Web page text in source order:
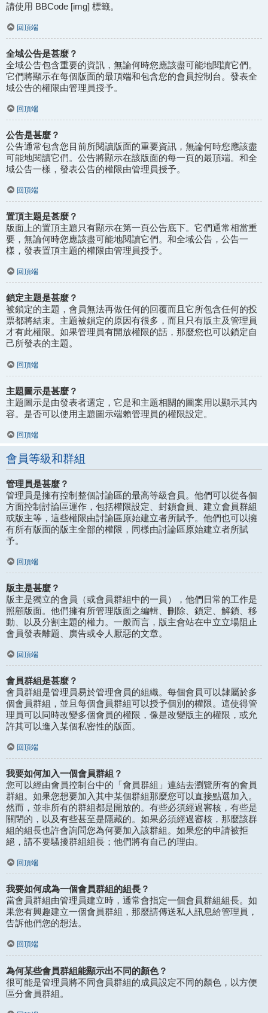
請使用 BBCode [img] 標籤。
回頂端
全域公告是甚麼？
全域公告包含重要的資訊，無論何時您應該盡可能地閱讀它們。
它們將顯示在每個版面的最頂端和包含您的會員控制台。發表全
域公告的權限由管理員授予。
回頂端
公告是甚麼？
公告通常包含您目前所閱讀版面的重要資訊，無論何時您應該盡
可能地閱讀它們。公告將顯示在該版面的每一頁的最頂端。和全
域公告一樣，發表公告的權限由管理員授予。
回頂端
置頂主題是甚麼？
版面上的置頂主題只有顯示在第一頁公告底下。它們通常相當重
要，無論何時您應該盡可能地閱讀它們。和全域公告，公告一
樣，發表置頂主題的權限由管理員授予。
回頂端
鎖定主題是甚麼？
被鎖定的主題，會員無法再做任何的回覆而且它所包含任何的投
票都將結束。主題被鎖定的原因有很多，而且只有版主及管理員
才有此權限。如果管理員有開放權限的話，那麼您也可以鎖定自
己所發表的主題。
回頂端
主題圖示是甚麼？
主題圖示是由發表者選定，它是和主題相關的圖案用以顯示其內
容。是否可以使用主題圖示端賴管理員的權限設定。
回頂端
會員等級和群組
管理員是甚麼？
管理員是擁有控制整個討論區的最高等級會員。他們可以從各個
方面控制討論區運作，包括權限設定、封鎖會員、建立會員群組
或版主等，這些權限由討論區原始建立者所賦予。他們也可以擁
有所有版面的版主全部的權限，同樣由討論區原始建立者所賦
予。
回頂端
版主是甚麼？
版主是獨立的會員（或會員群組中的一員），他們日常的工作是
照顧版面。他們擁有所管理版面之編輯、刪除、鎖定、解鎖、移
動、以及分割主題的權力。一般而言，版主會站在中立立場阻止
會員發表離題、廣告或令人厭惡的文章。
回頂端
會員群組是甚麼？
會員群組是管理員易於管理會員的組織。每個會員可以隸屬於多
個會員群組，並且每個會員群組可以授予個別的權限。這使得管
理員可以同時改變多個會員的權限，像是改變版主的權限，或允
許其可以進入某個私密性的版面。
回頂端
我要如何加入一個會員群組？
您可以經由會員控制台中的「會員群組」連結去瀏覽所有的會員
群組。如果您想要加入其中某個群組那麼您可以直接點選加入。
然而，並非所有的群組都是開放的。有些必須經過審核，有些是
關閉的，以及有些甚至是隱藏的。如果必須經過審核，那麼該群
組的組長也許會詢問您為何要加入該群組。如果您的申請被拒
絕，請不要騷擾群組組長；他們將有自己的理由。
回頂端
我要如何成為一個會員群組的組長？
當會員群組由管理員建立時，通常會指定一個會員群組組長。如
果您有興趣建立一個會員群組，那麼請傳送私人訊息給管理員，
告訴他們您的想法。
回頂端
為何某些會員群組能顯示出不同的顏色？
很可能是管理員將不同會員群組的成員設定不同的顏色，以方便
區分會員群組。